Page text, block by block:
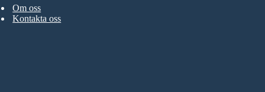
Om oss
Kontakta oss